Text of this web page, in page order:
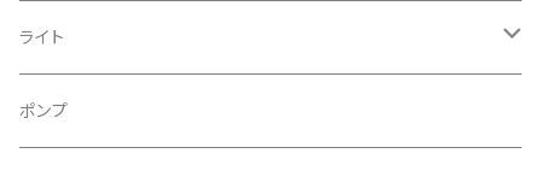
CONTINENTAL/コンチネンタル
CRANE/クレーン
サコッシュ
バックパック
ライト
フロントライト
ポンプ